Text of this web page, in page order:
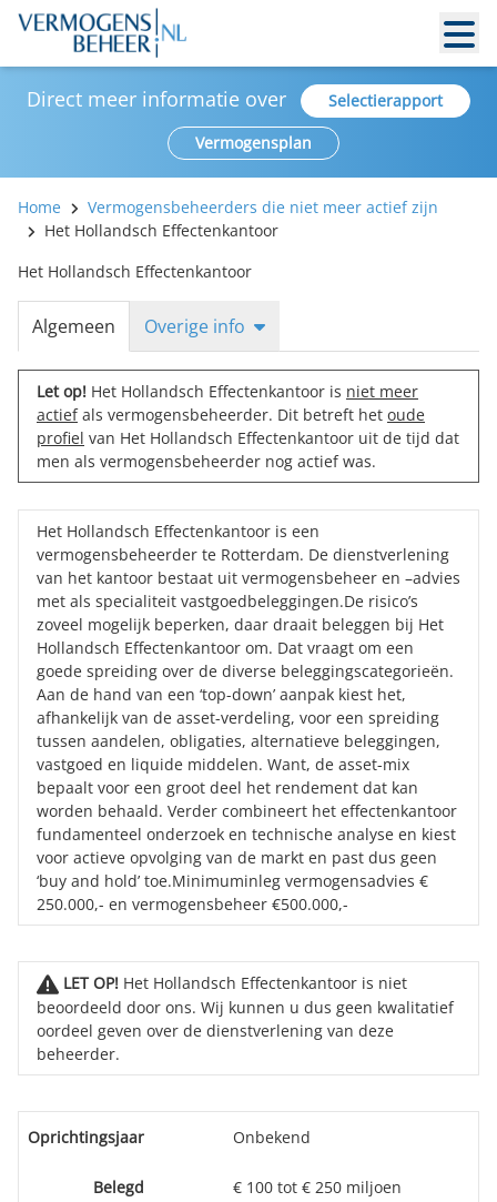
Direct meer informatie over
Selectierapport
Vermogensplan
Home
Vermogensbeheerders die niet meer actief zijn
Het Hollandsch Effectenkantoor
Het Hollandsch Effectenkantoor
Algemeen Overige info
Let op! Het Hollandsch Effectenkantoor is niet meer
actiefals vermogensbeheerder. Dit betreft het oude
profiel van Het Hollandsch Effectenkantoor uit de tijd dat
men als vermogensbeheerder nog actief was.
Het Hollandsch Effectenkantoor is een
vermogensbeheerder te Rotterdam. De dienstverlening
van het kantoor bestaat uit vermogensbeheer en –advies
met als specialiteit vastgoedbeleggingen.De risico’s
zoveel mogelijk beperken, daar draait beleggen bij Het
Hollandsch Effectenkantoor om. Dat vraagt om een
goede spreiding over de diverse beleggingscategorieën.
Aan de hand van een ‘top-down’ aanpak kiest het,
afhankelijk van de asset-verdeling, voor een spreiding
tussen aandelen, obligaties, alternatieve beleggingen,
vastgoed en liquide middelen. Want, de asset-mix
bepaalt voor een groot deel het rendement dat kan
worden behaald. Verder combineert het effectenkantoor
fundamenteel onderzoek en technische analyse en kiest
voor actieve opvolging van de markt en past dus geen
‘buy and hold’ toe.Minimuminleg vermogensadvies €
250.000,- en vermogensbeheer €500.000,-
LET OP! Het Hollandsch Effectenkantoor is niet
beoordeeld door ons. Wij kunnen u dus geen kwalitatief
oordeel geven over de dienstverlening van deze
beheerder.
Oprichtingsjaar Onbekend
Belegd
€ 100 tot € 250 miljoen